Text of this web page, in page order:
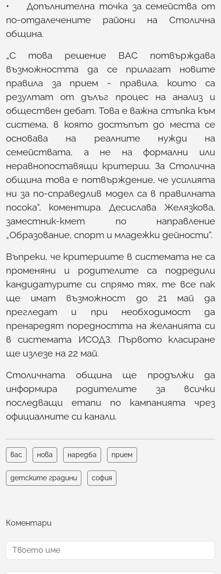
• Допълнителна точка за семейства от
по-отдалечените райони на Столична
община.
„С това решение ВАС потвърждава
възможността да се прилагат новите
правила за прием - правила, които са
резултат от дълъг процес на анализ и
обществен дебат. Това е важна стъпка към
система, в която достъпът до места се
основава на реалните нужди на
семействата, а не на формални или
неравнопоставящи критерии. За Столична
община това е потвърждение, че усилията
ни за по-справедлив модел са в правилната
посока“, коментира Десислава Желязкова,
заместник-кмет по направление
„Образование, спорт и младежки дейности“.
Въпреки, че критериите в системата не са
променяни и родителите са подредили
кандидатурите си спрямо тях, те все пак
ще имат възможност до 21 май да
прегледат и при необходимост да
пренаредят поредността на желанията си
в системата ИСОДЗ. Първото класиране
ще излезе на 22 май.
Столичната община ще продължи да
информира родителите за всички
последващи етапи по кампанията чрез
официалните си канали.
вас нова наредба прием
детските градини софия
Коментари